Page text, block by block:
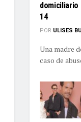
domiciliario
14
POR ULISES
Una madre
caso de